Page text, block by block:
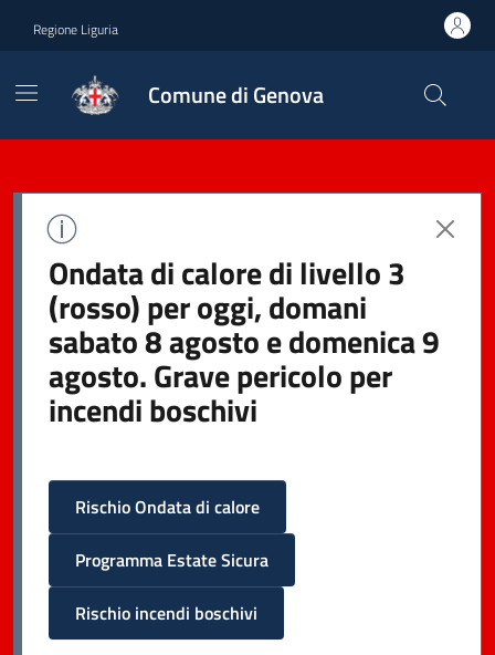
Regione Liguria
Comune di Genova
Ondata di calore di livello 3
(rosso) per oggi, domani
sabato 8 agosto e domenica 9
agosto. Grave pericolo per
incendi boschivi
Rischio Ondata di calore
Programma Estate Sicura
Rischio incendi boschivi